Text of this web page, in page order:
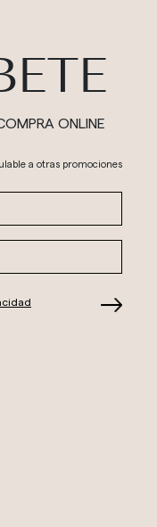
ONLINE
a otras promociones